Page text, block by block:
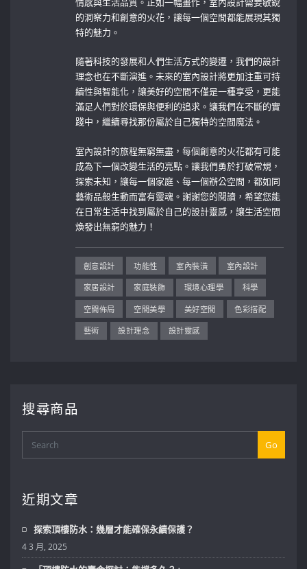
的洞察力和創意的火花，讓每一個空間都能展現其獨
特的魅力。
隨著科技的發展和人們生活方式的變遷，我們的設計
理念也在不斷演進。未來的室內設計將更加注重可持
續性與智能化，讓美好的空間不僅是一種享受，更能
滿足人們對於環保與便利的追求。讓我們在不斷的實
踐中，繼續尋找那份屬於自己獨特的空間魔法。
室內設計的旅程無窮無盡，每個創意的火花都有可能
成為下一個改變生活的亮點。讓我們勇於打破常規，
探索未知，讓每一個家庭、每一個辦公空間，都如同
藝術品般生動而富有靈魂。謝謝您的閱讀，希望您能
在日常生活中找到屬於自己的設計靈感，讓生活空間
煥發出無窮的魅力！
創意設計 功能性 室內裝潢 室內設計
家居設計 家庭裝飾 環境心理學 科學
空間佈局 空間美學 美好空間 色彩搭配
藝術 設計理念 設計靈感
搜尋商品
Go
近期文章
探索頂樓防水：幾層才能確保永續保護？
4 3 月, 2025